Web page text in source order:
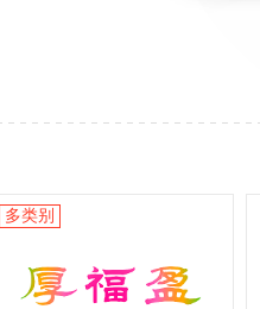
多类别